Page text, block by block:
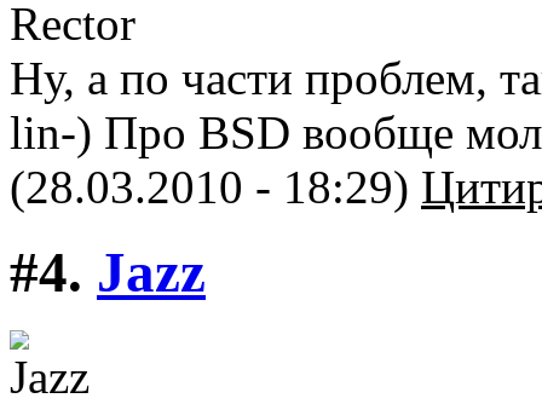
Ну, а по части проблем,
lin-) Про BSD вообще
(28.03.2010 - 18:29)
#4. Jazz